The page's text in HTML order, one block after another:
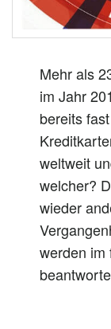
Mehr als
im Jahr
bereits
weltweit
welcher?
wieder
werden im